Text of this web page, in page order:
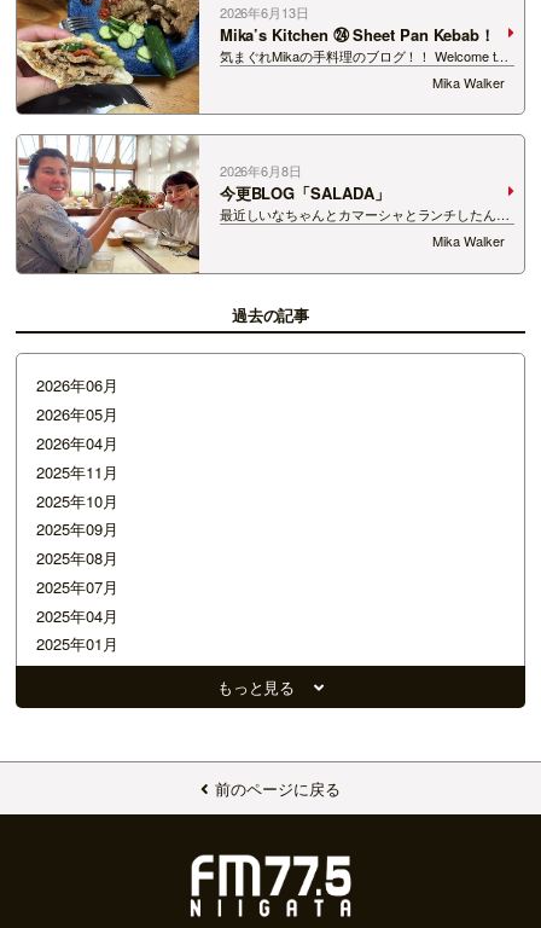
2026年6月13日
Mika’s Kitchen ㉔ Sheet Pan Kebab！
気まぐれMikaの手料理のブログ！！ Welcome to
Mika’s Kitchen！ 何かの時にアイデアになれたら
いいなぁ！ イギリス人も愛する “THE KEBAB”
トルコ、ギリシャ、中東の代表的…
Mika Walker
2026年6月8日
今更BLOG「SALADA」
最近しいなちゃんとカマーシャとランチしたんだ
よね しいなちゃんのおすすめのタカギ農場のレス
トラン 「La Trattoria Estorto」に行ってきた！
『産地直食』をコンセプトに、 フレ…
Mika Walker
過去の記事
2026年06月
2026年05月
2026年04月
2025年11月
2025年10月
2025年09月
2025年08月
2025年07月
2025年04月
2025年01月
2024年12月
2024年08月
2024年06月
もっと見る
前のページに戻る